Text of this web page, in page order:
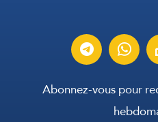
Abonnez-vous pour